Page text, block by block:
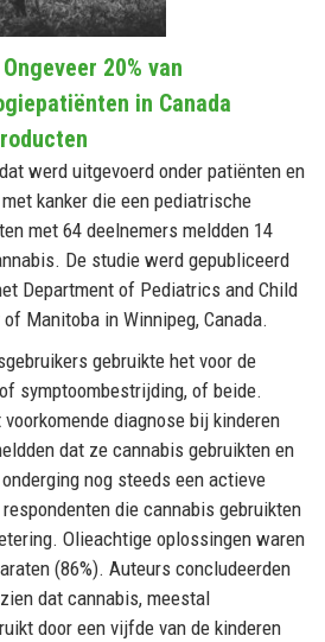
20% van
in Canada
werd uitgevoerd onder patiënten en
kanker die een pediatrische
met 64 deelnemers meldden 14
De studie werd gepubliceerd
Department of Pediatrics and Child
Manitoba in Winnipeg, Canada.
gebruikte het voor de
symptoombestrijding, of beide.
diagnose bij kinderen
dat ze cannabis gebruikten en
nog steeds een actieve
die cannabis gebruikten
Olieachtige oplossingen waren
(86%). Auteurs concludeerden
dat cannabis, meestal
door een vijfde van de kinderen